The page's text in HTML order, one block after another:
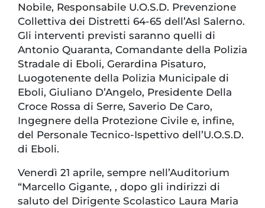
Nobile, Responsabile U.O.S.D. Prevenzione
Collettiva dei Distretti 64-65 dell’Asl Salerno.
Gli interventi previsti saranno quelli di
Antonio Quaranta, Comandante della Polizia
Stradale di Eboli, Gerardina Pisaturo,
Luogotenente della Polizia Municipale di
Eboli, Giuliano D’Angelo, Presidente Della
Croce Rossa di Serre, Saverio De Caro,
Ingegnere della Protezione Civile e, infine,
del Personale Tecnico-Ispettivo dell’U.O.S.D.
di Eboli.
Venerdì 21 aprile, sempre nell’Auditorium
“Marcello Gigante, , dopo gli indirizzi di
saluto del Dirigente Scolastico Laura Maria